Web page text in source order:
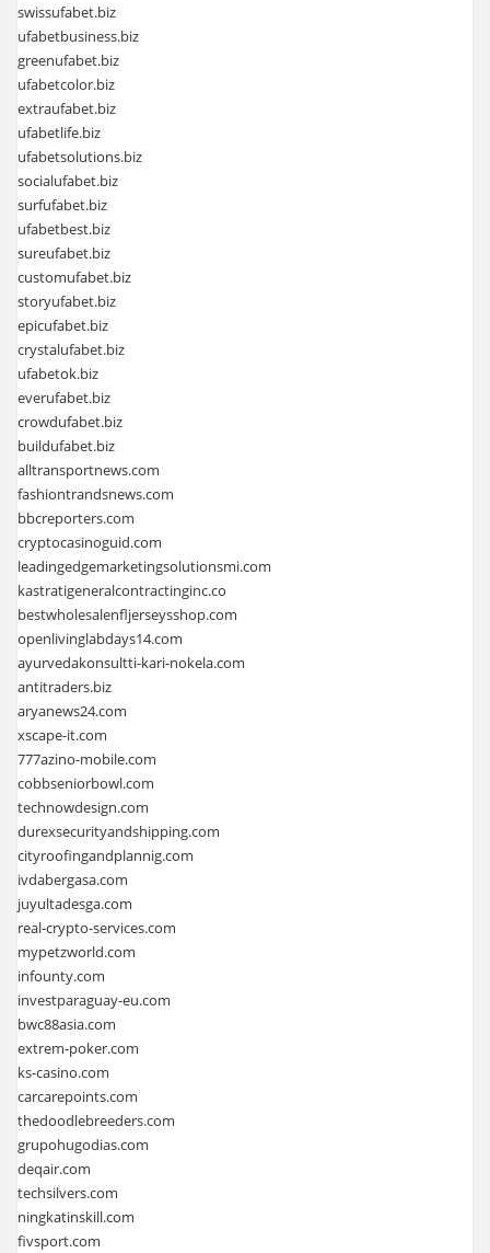
swissufabet.biz
ufabetbusiness.biz
greenufabet.biz
ufabetcolor.biz
extraufabet.biz
ufabetlife.biz
ufabetsolutions.biz
socialufabet.biz
surfufabet.biz
ufabetbest.biz
sureufabet.biz
customufabet.biz
storyufabet.biz
epicufabet.biz
crystalufabet.biz
ufabetok.biz
everufabet.biz
crowdufabet.biz
buildufabet.biz
alltransportnews.com
fashiontrandsnews.com
bbcreporters.com
cryptocasinoguid.com
leadingedgemarketingsolutionsmi.com
kastratigeneralcontractinginc.co
bestwholesalenfljerseysshop.com
openlivinglabdays14.com
ayurvedakonsultti-kari-nokela.com
antitraders.biz
aryanews24.com
xscape-it.com
777azino-mobile.com
cobbseniorbowl.com
technowdesign.com
durexsecurityandshipping.com
cityroofingandplannig.com
ivdabergasa.com
juyultadesga.com
real-crypto-services.com
mypetzworld.com
infounty.com
investparaguay-eu.com
bwc88asia.com
extrem-poker.com
ks-casino.com
carcarepoints.com
thedoodlebreeders.com
grupohugodias.com
deqair.com
techsilvers.com
ningkatinskill.com
fivsport.com